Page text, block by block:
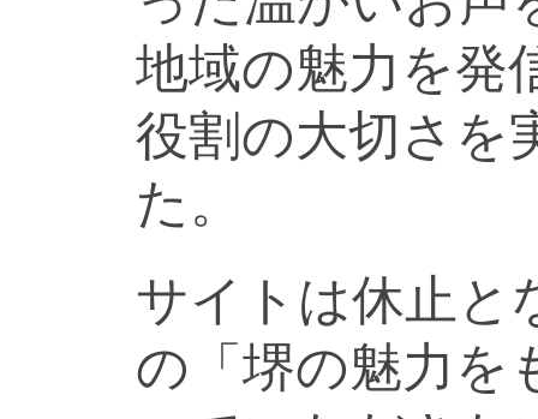
地域の魅力を発
役割の大切さを
た。
サイトは休止と
の「堺の魅力を